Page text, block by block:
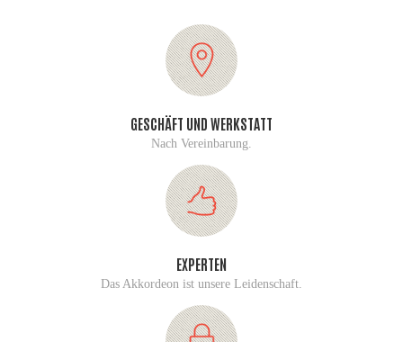
GESCHÄFT UND WERKSTATT
Nach Vereinbarung.
EXPERTEN
Das Akkordeon ist unsere Leidenschaft.